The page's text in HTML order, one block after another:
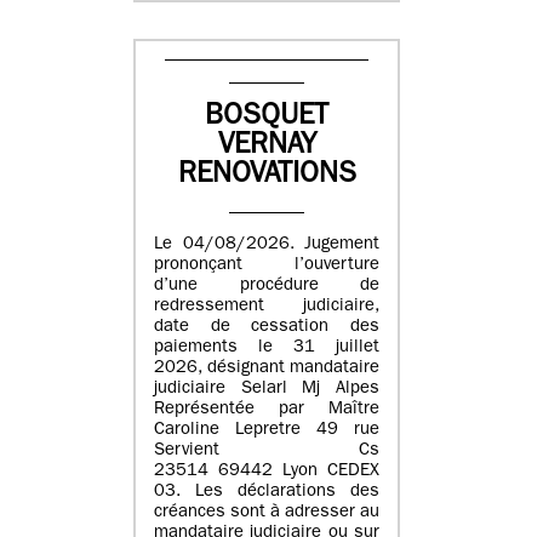
BOSQUET
VERNAY
RENOVATIONS
Le 04/08/2026. Jugement
prononçant l’ouverture
d’une procédure de
redressement judiciaire,
date de cessation des
paiements le 31 juillet
2026, désignant mandataire
judiciaire Selarl Mj Alpes
Représentée par Maître
Caroline Lepretre 49 rue
Servient Cs
23514 69442 Lyon CEDEX
03. Les déclarations des
créances sont à adresser au